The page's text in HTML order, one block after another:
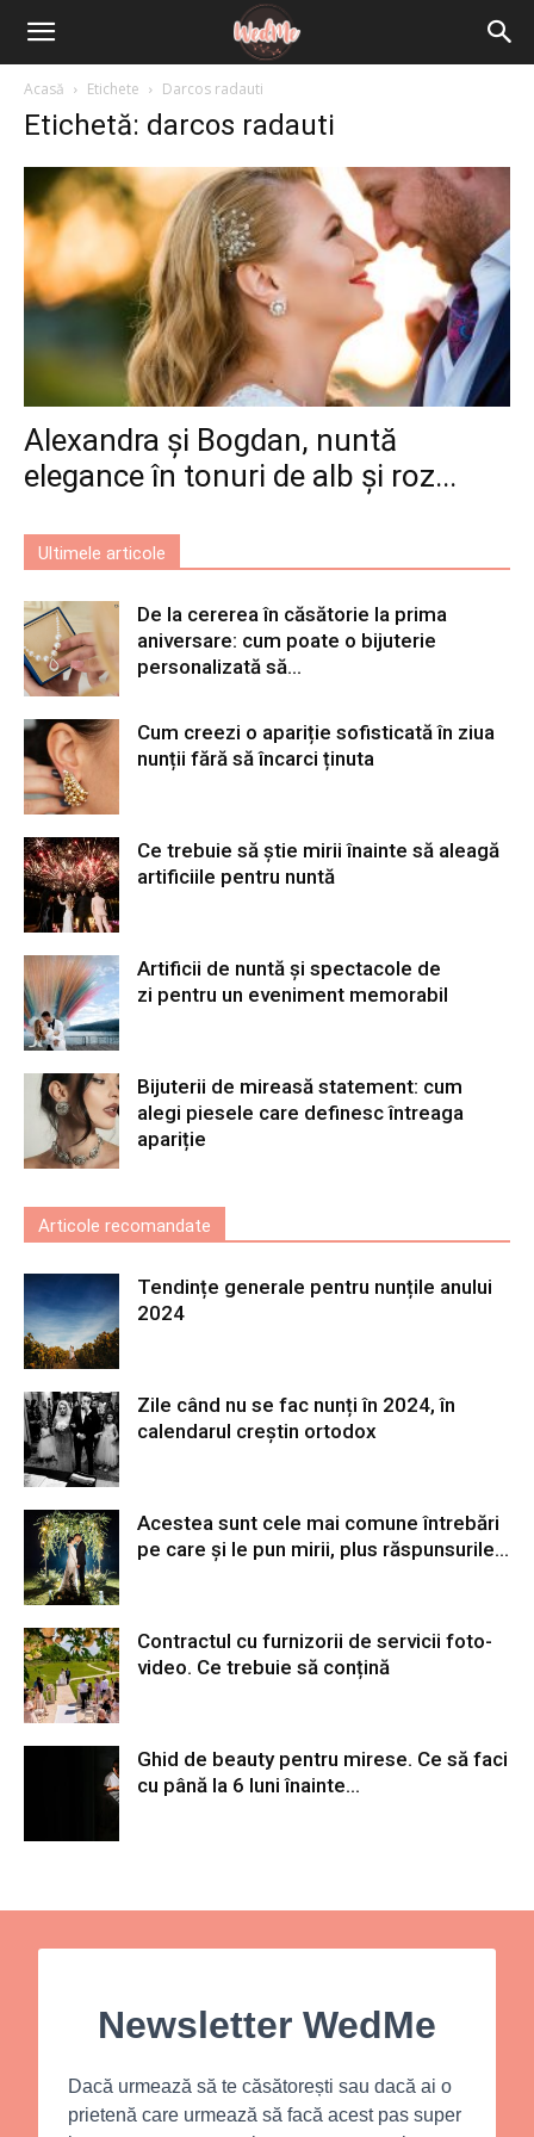
Acasă Etichete Darcos radauti
Etichetă: darcos radauti
Alexandra și Bogdan, nuntă
elegance în tonuri de alb și roz...
Ultimele articole
De la cererea în căsătorie la prima
aniversare: cum poate o bijuterie
personalizată să...
Cum creezi o apariție sofisticată în ziua
nunții fără să încarci ținuta
Ce trebuie să știe mirii înainte să aleagă
artificiile pentru nuntă
Artificii de nuntă și spectacole de
zi pentru un eveniment memorabil
Bijuterii de mireasă statement: cum
alegi piesele care definesc întreaga
apariție
Articole recomandate
Tendințe generale pentru nunțile anului
2024
Zile când nu se fac nunți în 2024, în
calendarul creștin ortodox
Acestea sunt cele mai comune întrebări
pe care și le pun mirii, plus răspunsurile...
Contractul cu furnizorii de servicii foto-
video. Ce trebuie să conțină
Ghid de beauty pentru mirese. Ce să faci
cu până la 6 luni înainte...
Newsletter WedMe
Dacă urmează să te căsătorești sau dacă ai o
prietenă care urmează să facă acest pas super